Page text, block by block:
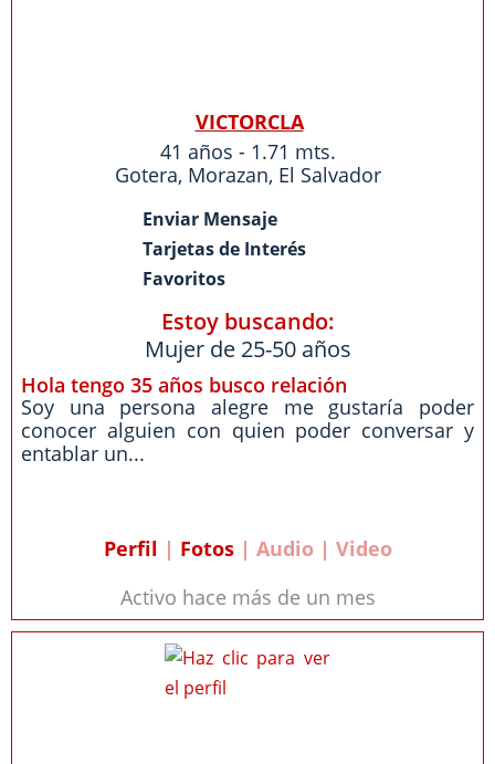
VICTORCLA
41 años - 1.71 mts.
Gotera, Morazan, El Salvador
Enviar Mensaje
Tarjetas de Interés
Favoritos
Estoy buscando:
Mujer de 25-50 años
Hola tengo 35 años busco relación
Soy una persona alegre me gustaría poder
conocer alguien con quien poder conversar y
entablar un...
Perfil | Fotos| Audio | Video
Activo hace más de un mes